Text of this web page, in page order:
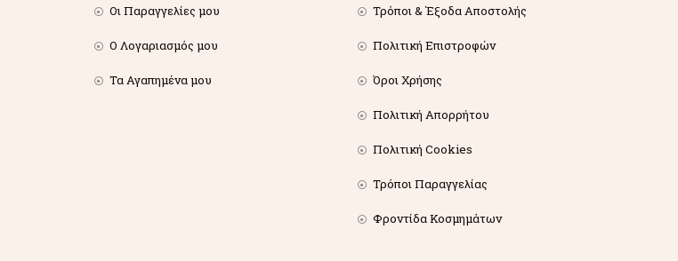
Οι Παραγγελίες μου
Ο Λογαριασμός μου
Τα Αγαπημένα μου
Τρόποι & Έξοδα Αποστολής
Πολιτική Επιστροφών
Όροι Χρήσης
Πολιτική Απορρήτου
Πολιτική Cookies
Τρόποι Παραγγελίας
Φροντίδα Κοσμημάτων